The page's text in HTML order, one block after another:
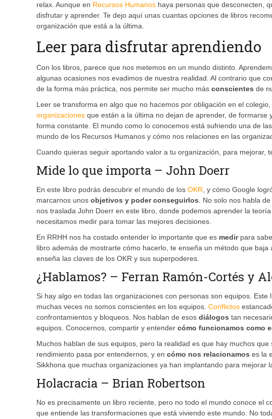
relax. Aunque en Recursos Humanos haya personas que desconecten,
disfrutar y aprender. Te dejo aquí unas cuantas opciones de libros
organización que está a la última.
Leer para disfrutar aprendiendo
Con los libros, parece que nos metemos en un mundo distinto.
algunas ocasiones nos evadimos de nuestra realidad. Al contrario que
de la forma más práctica, nos permite ser mucho más conscientes de
Leer se transforma en algo que no hacemos por obligación en el
organizaciones que están a la última no dejan de aprender, de
forma constante. El mundo como lo conocemos está sufriendo una de
mundo de los Recursos Humanos y cómo nos relaciones en las
Cuando quieras seguir aportando valor a tu organización, para mejorar,
Mide lo que importa – John Doerr
En este libro podrás descubrir el mundo de los OKR, y cómo Google
marcarnos unos objetivos y poder conseguirlos. No solo nos habla
nos traslada John Doerr en este libro, donde podemos aprender la
necesitamos medir para tomar las mejores decisiones.
En RRHH nos ha costado entender lo importante que es medir para
libro además de mostrarte cómo hacerlo, te enseña un método que
enseña las claves de los OKR y sus superpoderes.
¿Hablamos? – Ferran Ramón-Cortés y
Si hay algo en todas las organizaciones con personas son equipos.
muchas veces no somos conscientes en los equipos. Conflictos
confrontamientos y bloqueos. Nos hablan de esos diálogos tan
equipos. Conocernos, compartir y entender cómo funcionamos como
Muchos hablan de sus equipos, pero la realidad es que hay muchos
rendimiento pasa por entendernos, y en cómo nos relacionamos es la
Sikkhona que muchas organizaciones ya han implantando para mejorar
Holacracia – Brian Robertson
No es precisamente un libro reciente, pero no todo el mundo conoce el
que entiende las transformaciones que está viviendo este mundo. No